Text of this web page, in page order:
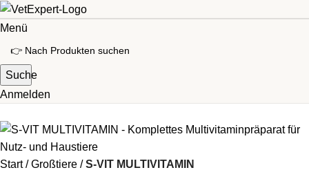
Menü
Suche
Anmelden
Start Großtiere S-VIT MULTIVITAMIN